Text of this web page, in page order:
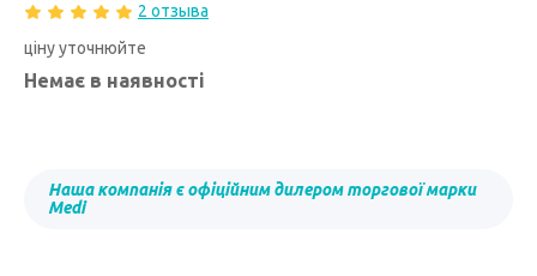
2 отзыва
ціну уточнюйте
Немає в наявності
Наша компанія є офіційним дилером торгової марки
Medi